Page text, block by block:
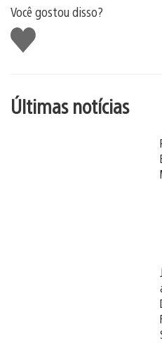
Você gostou disso?
Curtir
Últimas notícias